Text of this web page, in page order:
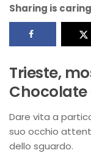
Sharing is
Trieste,
Chocolate
Dare vita a
suo occhio
dello sguardo.